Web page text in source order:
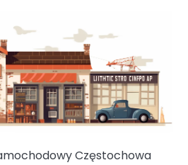
Częstochowa